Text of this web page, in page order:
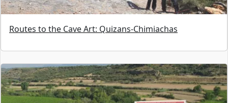
Routes to the Cave Art: Quizans-Chimiachas